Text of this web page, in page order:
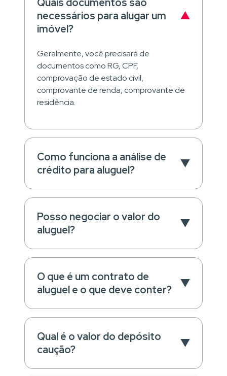
necessários para alugar um
imóvel?
Geralmente, você precisará de
documentos como RG, CPF,
comprovação de estado civil,
comprovante de renda, comprovante de
residência.
Como funciona a análise de
crédito para aluguel?
Posso negociar o valor do
aluguel?
O que é um contrato de
aluguel e o que deve conter?
Qual é o valor do depósito
caução?